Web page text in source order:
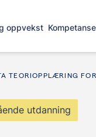
oppvekst
TEORIOPPLÆRING
utdanning